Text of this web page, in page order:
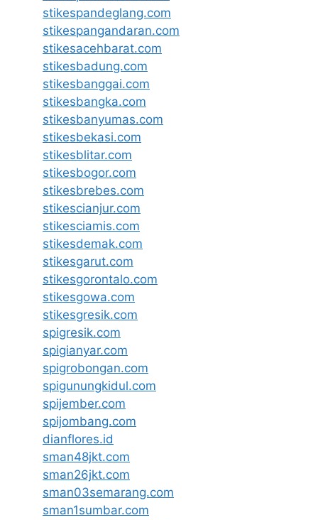
stikespandeglang.com
stikespangandaran.com
stikesacehbarat.com
stikesbadung.com
stikesbanggai.com
stikesbangka.com
stikesbanyumas.com
stikesbekasi.com
stikesblitar.com
stikesbogor.com
stikesbrebes.com
stikescianjur.com
stikesciamis.com
stikesdemak.com
stikesgarut.com
stikesgorontalo.com
stikesgowa.com
stikesgresik.com
spigresik.com
spigianyar.com
spigrobongan.com
spigunungkidul.com
spijember.com
spijombang.com
dianflores.id
sman48jkt.com
sman26jkt.com
sman03semarang.com
sman1sumbar.com